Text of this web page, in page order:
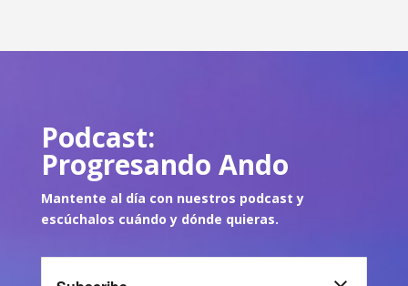
Podcast:
Progresando Ando
Mantente al día con nuestros podcast y
escúchalos cuándo y dónde quieras.